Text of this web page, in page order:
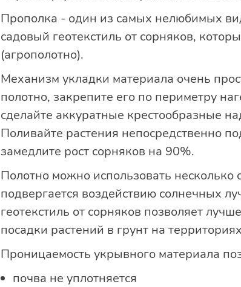
Прополка - один из самых нелюбимых
садовый геотекстиль от сорняков,
(агрополотно).
Механизм укладки материала очень
полотно, закрепите его по периметру
сделайте аккуратные крестообразные
Поливайте растения непосредственно
замедлите рост сорняков на 90%.
Полотно можно использовать несколько
подвергается воздействию солнечных
геотекстиль от сорняков позволяет
посадки растений в грунт на
Проницаемость укрывного материала
почва не уплотняется